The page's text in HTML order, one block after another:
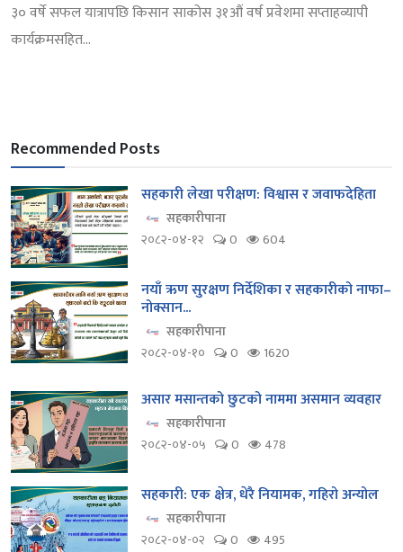
३० वर्षे सफल यात्रापछि किसान साकोस ३१औं वर्ष प्रवेशमा सप्ताहव्यापी
कार्यक्रमसहित...
Recommended Posts
सहकारी लेखा परीक्षण: विश्वास र जवाफदेहिता
सहकारीपाना
२०८२-०४-१२
0 604
नयाँ ऋण सुरक्षण निर्देशिका र सहकारीको नाफा–
नोक्सान...
सहकारीपाना
२०८२-०४-१०
0 1620
असार मसान्तको छुटको नाममा असमान व्यवहार
सहकारीपाना
२०८२-०४-०५
0 478
सहकारी: एक क्षेत्र, धेरै नियामक, गहिरो अन्योल
सहकारीपाना
२०८२-०४-०२
0 495